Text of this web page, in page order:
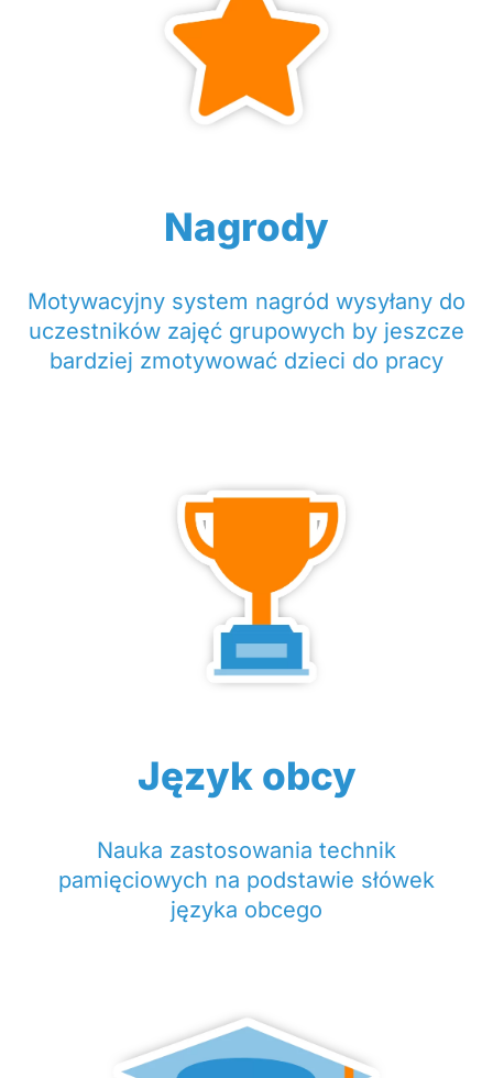
Nagrody
Motywacyjny system nagród wysyłany do
uczestników zajęć grupowych by jeszcze
bardziej zmotywować dzieci do pracy​
Język obcy
Nauka zastosowania technik
pamięciowych na podstawie słówek
języka obcego